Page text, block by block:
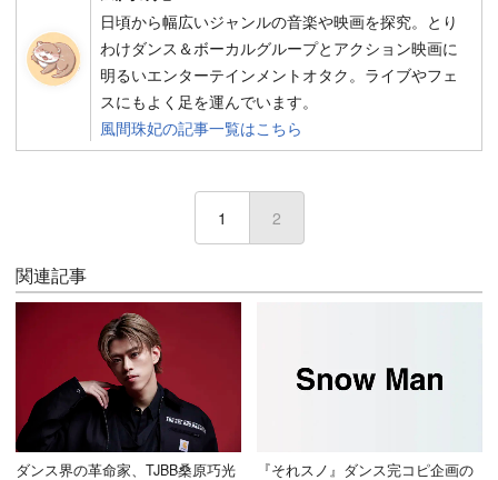
日頃から幅広いジャンルの音楽や映画を探究。とり
わけダンス＆ボーカルグループとアクション映画に
明るいエンターテインメントオタク。ライブやフェ
スにもよく足を運んでいます。
風間珠妃の記事一覧はこちら
1 2
関連記事
ダンス界の革命家、TJBB桑原巧光
『それスノ』ダンス完コピ企画の